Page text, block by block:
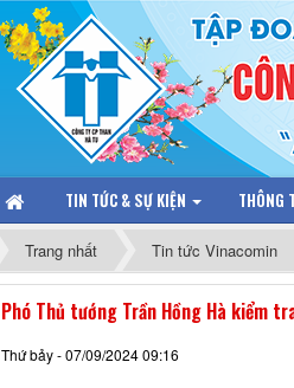
TIN TỨC & SỰ KIỆN THÔNG
Trang nhất Tin tức Vinacomin
Phó Thủ tướng Trần Hồng Hà kiểm
Thứ bảy - 07/09/2024 09:16